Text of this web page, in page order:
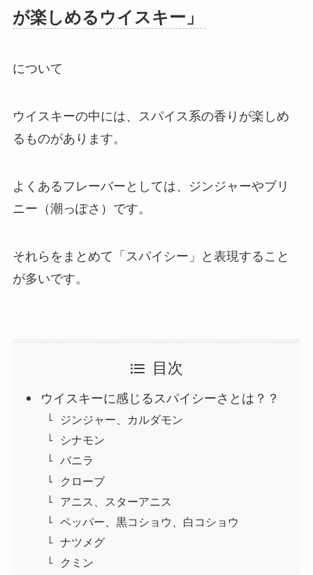
が楽しめるウイスキー」
について
ウイスキーの中には、スパイス系の香りが楽しめ
るものがあります。
よくあるフレーバーとしては、ジンジャーやブリ
ニー（潮っぽさ）です。
それらをまとめて「スパイシー」と表現すること
が多いです。
目次
ウイスキーに感じるスパイシーさとは？？
ジンジャー、カルダモン
シナモン
バニラ
クローブ
アニス、スターアニス
ペッパー、黒コショウ、白コショウ
ナツメグ
クミン